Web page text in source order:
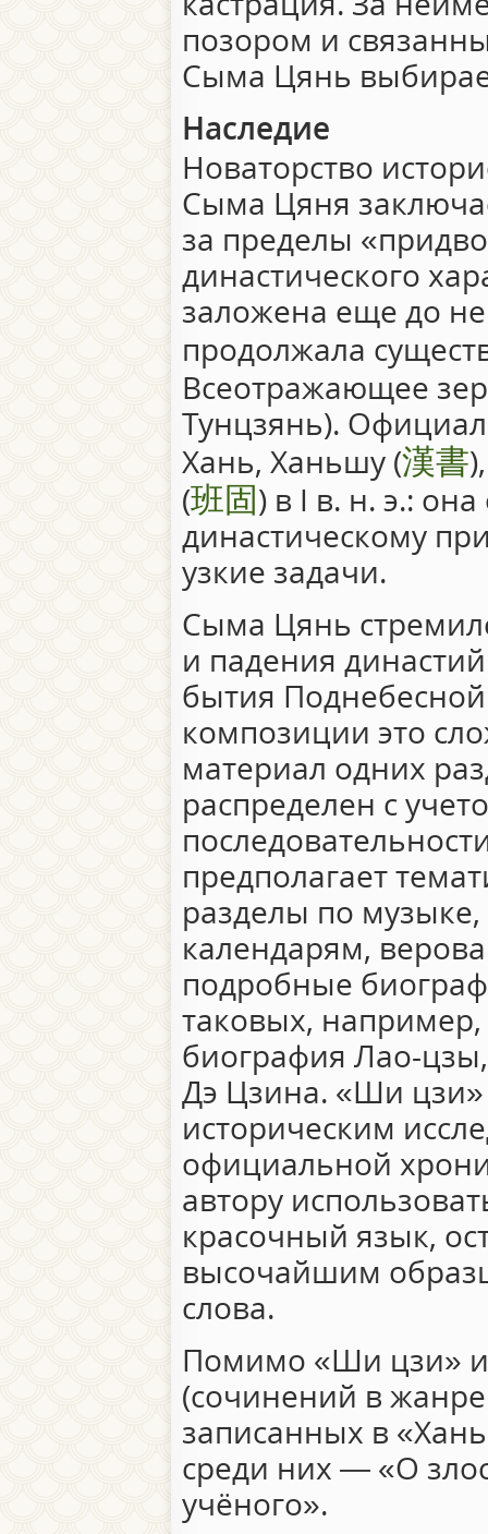
позором и
Сыма Цянь
Наследие
Новаторство
Сыма Цяня
за пределы
династического
заложена еще до
продолжала
Всеотражающее
Тунцзянь).
Хань, Ханьшу (漢書
(班固) в I в. н. э.:
династическому
узкие задачи.
Сыма Цянь
и падения
бытия
композиции это
материал одних
распределен с
предполагает
разделы по
календарям,
подробные
таковых, например,
биография Лао-
Дэ Цзина. «Ши
историческим
официальной
автору
красочный язык,
высочайшим
слова.
Помимо «Ши цзи»
(сочинений в
записанных в
среди них — «О
учёного».